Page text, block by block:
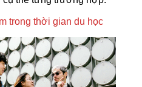
trong thời gian du học